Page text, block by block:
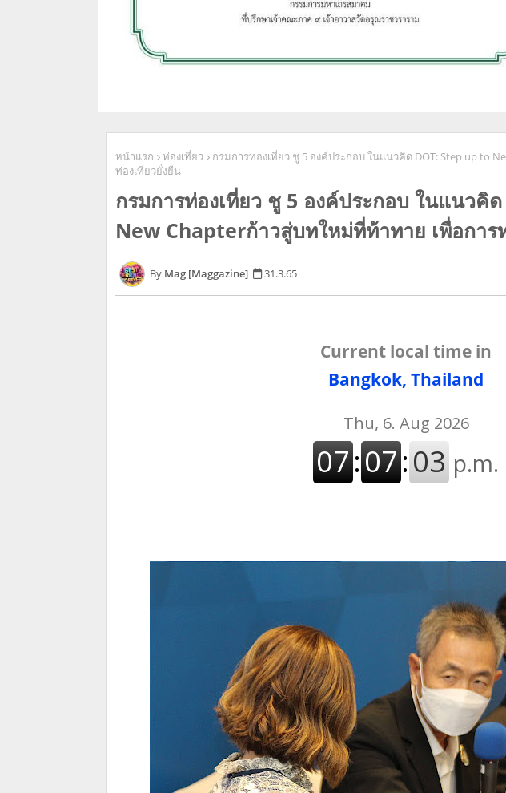
หน้าแรก ท่องเที่ยว
กรมการท่องเที่ยว ชู 5 องค์ประกอบ ในแนวคิด DOT: Step up to
ท่องเที่ยวยั่งยืน
กรมการท่องเที่ยว ชู 5 องค์ประกอบ ในแนวคิ
New Chapterก้าวสู่บทใหม่ที่ท้าทาย เพื่อการ
Mag [Maggazine] 31.3.65
Current local time in
Bangkok, Thailand